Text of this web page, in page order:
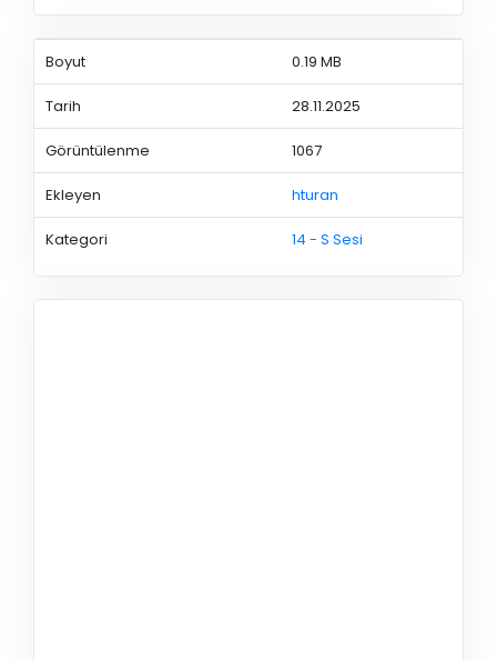
Boyut 0.19 MB
Tarih 28.11.2025
Görüntülenme 1067
Ekleyen hturan
Kategori 14 - S Sesi